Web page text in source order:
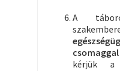
A
csomaggal
kérjük